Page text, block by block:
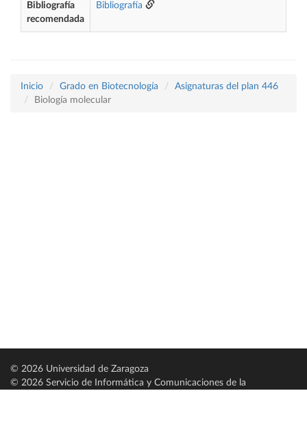
Bibliografía
recomendada
Bibliografía
Inicio Grado en Biotecnología
Asignaturas del plan 446
Biología molecular
© 2026 Universidad de Zaragoza
© 2026 Servicio de Informática y Comunicaciones de la